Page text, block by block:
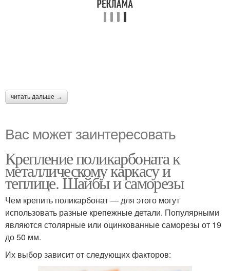
читать дальше →
Вас может заинтересовать
Крепление поликарбоната к
металлическому каркасу и
теплице. Шайбы и саморезы
Чем крепить поликарбонат — для этого могут
использовать разные крепежные детали. Популярными
являются столярные или оцинкованные саморезы от 19
до 50 мм.
Их выбор зависит от следующих факторов: